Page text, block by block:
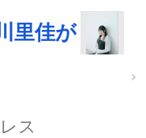
里佳が
ス